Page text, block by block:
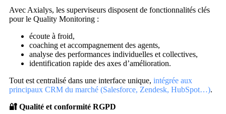
Avec Axialys, les superviseurs disposent de fonctionnalités clés
pour le Quality Monitoring :
écoute à froid,
coaching et accompagnement des agents,
analyse des performances individuelles et collectives,
identification rapide des axes d’amélioration.
Tout est centralisé dans une interface unique, intégrée aux
principaux CRM du marché (Salesforce, Zendesk, HubSpot…).
🔐 Qualité et conformité RGPD